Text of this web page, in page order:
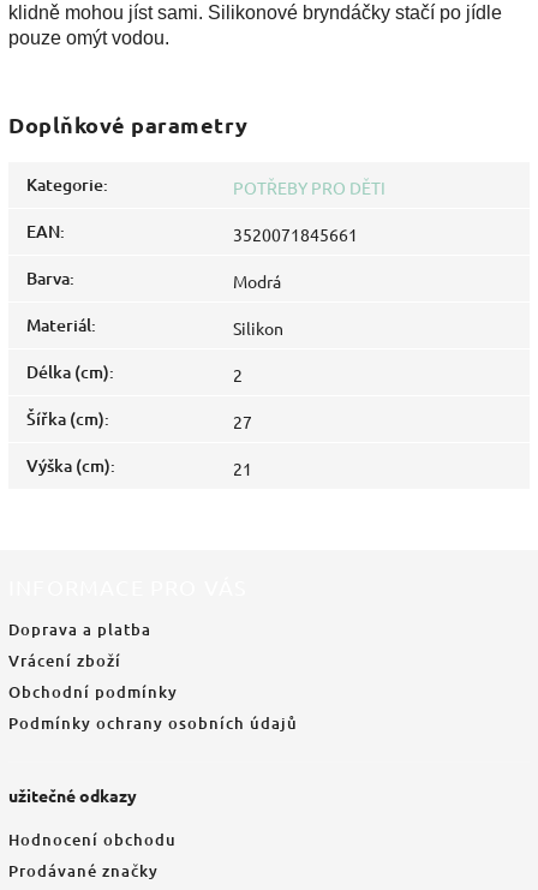
klidně mohou jíst sami. Silikonové bryndáčky stačí po jídle
pouze omýt vodou.
Doplňkové parametry
Kategorie: POTŘEBY PRO DĚTI
EAN: 3520071845661
Barva: Modrá
Materiál: Silikon
Délka (cm): 2
Šířka (cm): 27
Výška (cm): 21
Doprava a platba
Vrácení zboží
Obchodní podmínky
Podmínky ochrany osobních údajů
užitečné odkazy
Hodnocení obchodu
Prodávané značky